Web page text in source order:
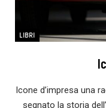
LIBRI
Icone d’impresa una
segnato la storia